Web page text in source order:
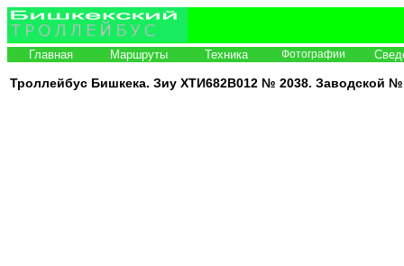
Главная Маршруты Техника Фотографии
Троллейбус Бишкека. Зиу ХТИ682В012 № 2038. Заводской